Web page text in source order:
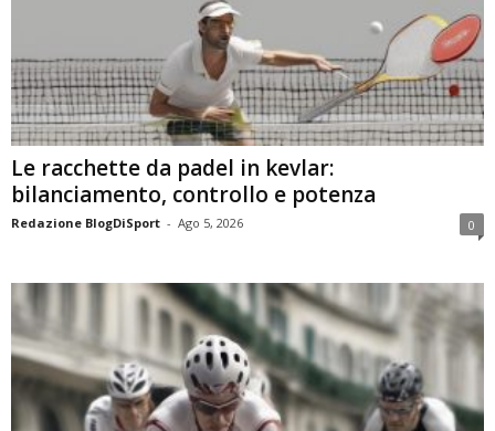
Le racchette da padel in kevlar:
bilanciamento, controllo e potenza
Redazione BlogDiSport - Ago 5, 2026 0